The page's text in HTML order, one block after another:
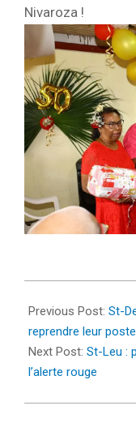
Nivaroza !
02-
21
Previous Post: St-
reprendre leur poste
Next Post: St-Leu :
l’alerte rouge